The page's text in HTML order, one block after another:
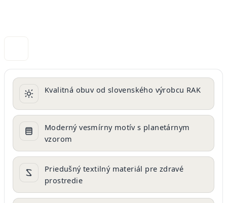
Kvalitná obuv od slovenského výrobcu RAK
Moderný vesmírny motív s planetárnym
vzorom
Priedušný textilný materiál pre zdravé
prostredie